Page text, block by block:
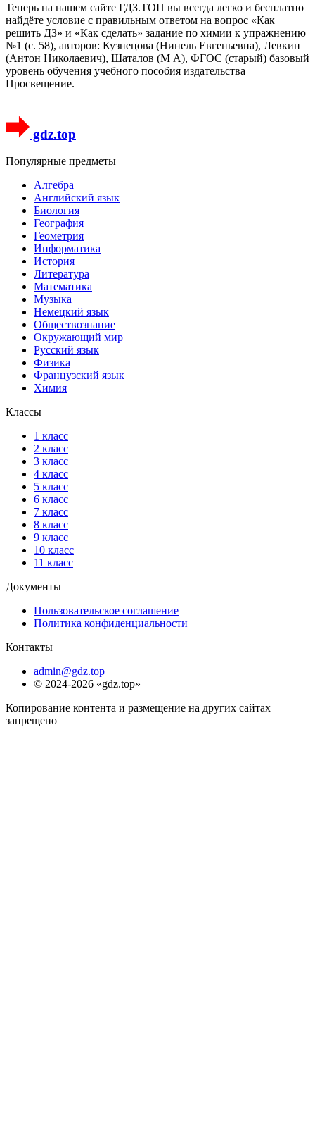
Теперь на нашем сайте ГДЗ.ТОП вы всегда легко и бесплатно
найдёте условие с правильным ответом на вопрос «Как
решить ДЗ» и «Как сделать» задание по химии к упражнению
№1 (с. 58), авторов: Кузнецова (Нинель Евгеньевна), Левкин
(Антон Николаевич), Шаталов (М А), ФГОС (старый) базовый
уровень обучения учебного пособия издательства
Просвещение.
gdz.top
Популярные предметы
Алгебра
Английский язык
Биология
География
Геометрия
Информатика
История
Литература
Математика
Музыка
Немецкий язык
Обществознание
Окружающий мир
Русский язык
Физика
Французский язык
Химия
Классы
1 класс
2 класс
3 класс
4 класс
5 класс
6 класс
7 класс
8 класс
9 класс
10 класс
11 класс
Документы
Пользовательское соглашение
Политика конфиденциальности
Контакты
admin@gdz.top
© 2024-2026 «gdz.top»
Копирование контента и размещение на других сайтах
запрещено